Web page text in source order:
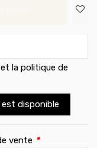
la politique de
disponible
vente *